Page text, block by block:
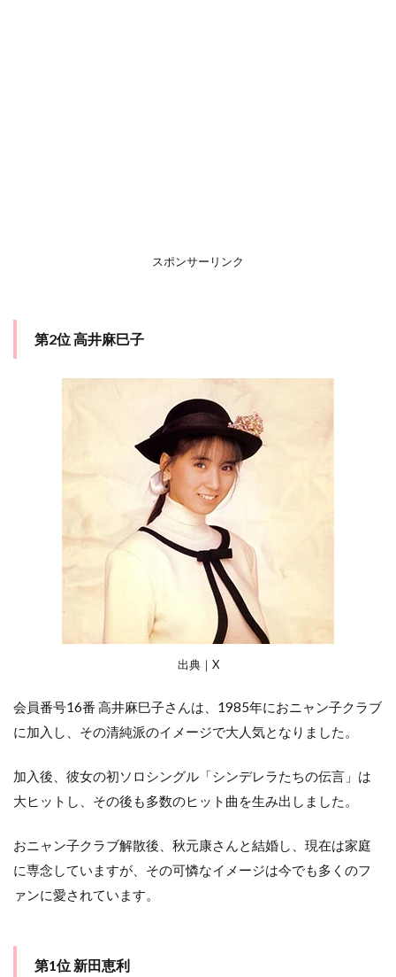
スポンサーリンク
第2位 高井麻巳子
出典｜X
会員番号16番 高井麻巳子さんは、1985年におニャン子クラブ
に加入し、その清純派のイメージで大人気となりました。
加入後、彼女の初ソロシングル「シンデレラたちの伝言」は
大ヒットし、その後も多数のヒット曲を生み出しました。
おニャン子クラブ解散後、秋元康さんと結婚し、現在は家庭
に専念していますが、その可憐なイメージは今でも多くのフ
ァンに愛されています。
第1位 新田恵利